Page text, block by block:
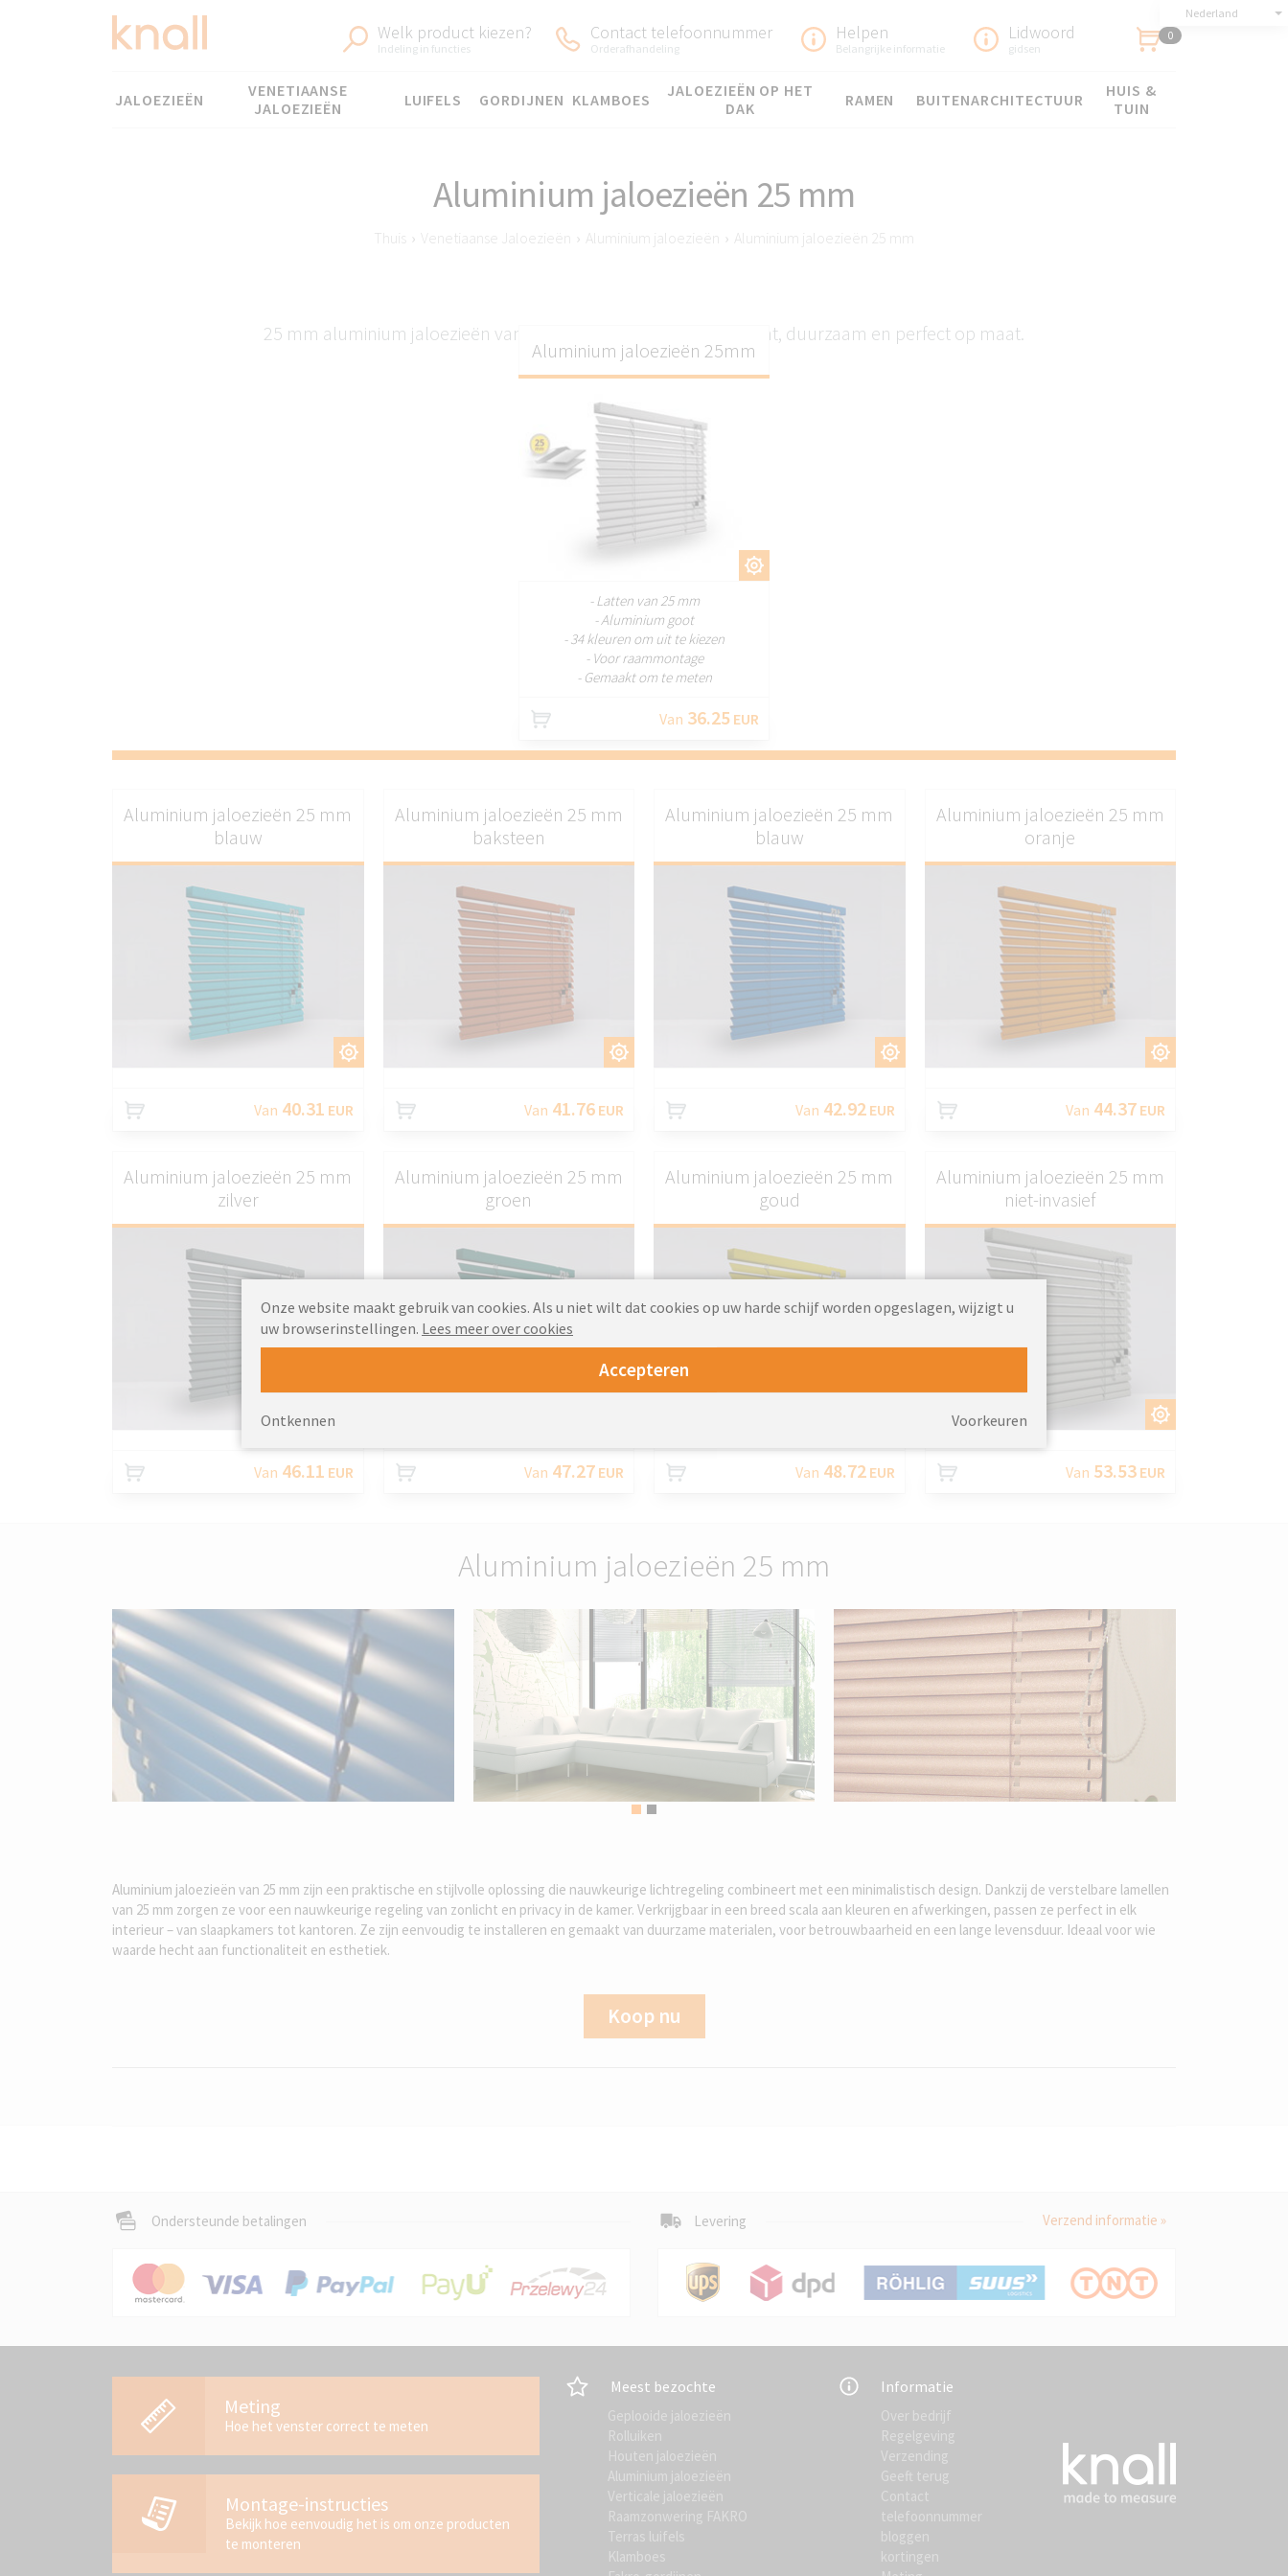
Nederland
Welk product kiezen?
Indeling in functies
Contact telefoonnummer
Orderafhandeling
Helpen
Belangrijke informatie
Lidwoord
gidsen
0
Menu
JALOEZIEËN
VENETIAANSE
JALOEZIEËN
LUIFELS GORDIJNEN KLAMBOES
JALOEZIEËN OP HET
DAK
RAMEN BUITENARCHITECTUUR
HUIS &
TUIN
Aluminium jaloezieën 25 mm
Thuis › Venetiaanse Jaloezieën › Aluminium jaloezieën › Aluminium jaloezieën 25 mm
25 mm aluminium jaloezieën van Knall op maat gemaakt: elegant, duurzaam en perfect op maat.
Aluminium jaloezieën 25mm
- Latten van 25 mm
- Aluminium goot
- 34 kleuren om uit te kiezen
- Voor raammontage
- Gemaakt om te meten
Van 36.25 EUR
Aluminium jaloezieën 25 mm
blauw
Van 40.31 EUR
Aluminium jaloezieën 25 mm
baksteen
Van 41.76 EUR
Aluminium jaloezieën 25 mm
blauw
Van 42.92EUR
Aluminium jaloezieën 25 mm
oranje
Van 44.37 EUR
AANPASSEN
Aluminium jaloezieën 25 mm
zilver
Van 46.11 EUR
Aluminium jaloezieën 25 mm
groen
Van 47.27 EUR
Aluminium jaloezieën 25 mm
goud
Van 48.72EUR
Aluminium jaloezieën 25 mm
niet-invasief
Van 53.53 EUR
Aluminium jaloezieën 25 mm
Aluminium jaloezieën van 25 mm zijn een praktische en stijlvolle oplossing die nauwkeurige lichtregeling combineert met een minimalistisch design. Dankzij de verstelbare lamellen
van 25 mm zorgen ze voor een nauwkeurige regeling van zonlicht en privacy in de kamer. Verkrijgbaar in een breed scala aan kleuren en afwerkingen, passen ze perfect in elk
interieur – van slaapkamers tot kantoren. Ze zijn eenvoudig te installeren en gemaakt van duurzame materialen, voor betrouwbaarheid en een lange levensduur. Ideaal voor wie
waarde hecht aan functionaliteit en esthetiek.
Koop nu
Ondersteunde betalingen Levering Verzend informatie »
Meting
Hoe het venster correct te meten
Montage-instructies
Bekijk hoe eenvoudig het is om onze producten
te monteren
Meest bezochte
Geplooide jaloezieën
Rolluiken
Houten jaloezieën
Aluminium jaloezieën
Verticale jaloezieën
Raamzonwering FAKRO
Terras luifels
Klamboes
Informatie
Over bedrijf
Regelgeving
Verzending
Geeft terug
Contact
telefoonnummer
bloggen
kortingen
Onze website maakt gebruik van cookies. Als u niet wilt dat cookies op uw harde schijf worden opgeslagen, wijzigt u
uw browserinstellingen. Lees meer over cookies
Accepteren
Voorkeuren
Ontkennen